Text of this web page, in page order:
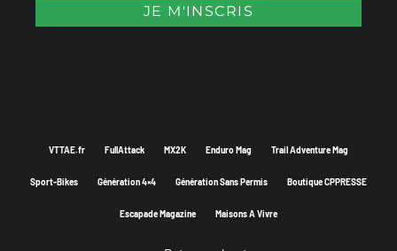
VTTAE.fr FullAttack MX2K Enduro Mag Trail Adventure Mag
Sport-Bikes Génération 4×4 Génération Sans Permis Boutique CPPRESSE
Escapade Magazine Maisons A Vivre